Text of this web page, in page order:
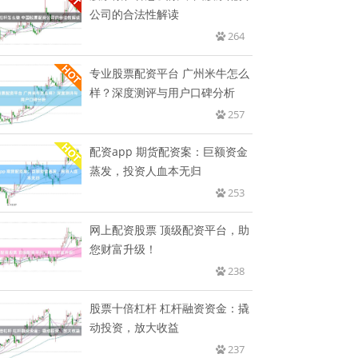
公司的合法性解读
264
专业股票配资平台 广州米牛怎么
样？深度测评与用户口碑分析
257
配资app 期货配资案：巨额资金
蒸发，投资人血本无归
253
网上配资股票 顶级配资平台，助
您财富升级！
238
股票十倍杠杆 杠杆融资资金：撬
动投资，放大收益
237